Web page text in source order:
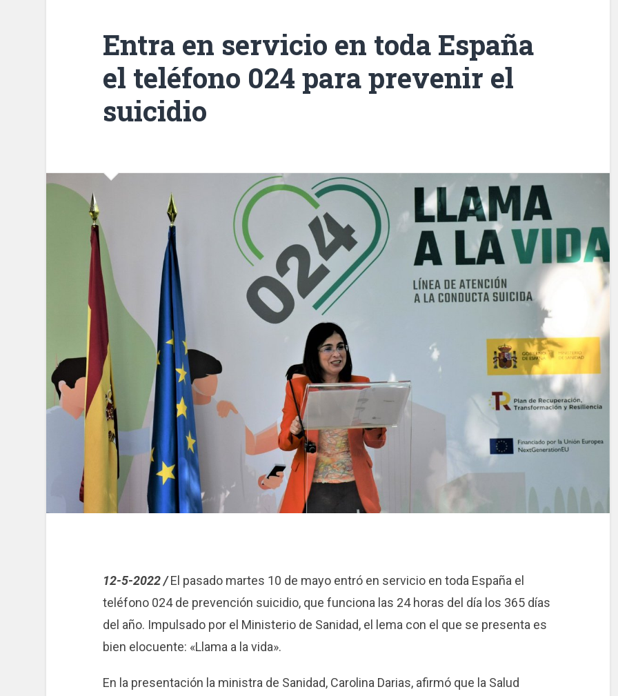
Entra en servicio en toda España
el teléfono 024 para prevenir el
suicidio
12-5-2022 /El pasado martes 10 de mayo entró en servicio en toda España el
teléfono 024 de prevención suicidio, que funciona las 24 horas del día los 365 días
del año. Impulsado por el Ministerio de Sanidad, el lema con el que se presenta es
bien elocuente: «Llama a la vida».
En la presentación la ministra de Sanidad, Carolina Darias, afirmó que la Salud